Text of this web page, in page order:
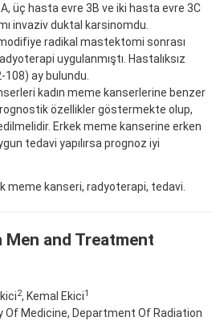
üç hasta evre 3B ve iki hasta evre 3C
invaziv duktal karsinomdu.
radikal mastektomi sonrası
uygulanmıştı. Hastalıksız
ay bulundu.
kadın meme kanserlerine benzer
özellikler göstermekte olup,
Erkek meme kanserine erken
tedavi yapılırsa prognoz iyi
meme kanseri, radyoterapi, tedavi.
Men and Treatment
2, Kemal Ekici1
Of Medicine, Department Of Radiation